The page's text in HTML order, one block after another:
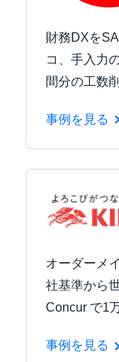
財務DXを
コ、手入力
間分の工数
事例を見る
オーダーメ
社基準から
Concur で1
事例を見る